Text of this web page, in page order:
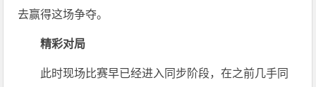
去赢得这场争夺。
精彩对局
此时现场比赛早已经进入同步阶段，在之前几手同